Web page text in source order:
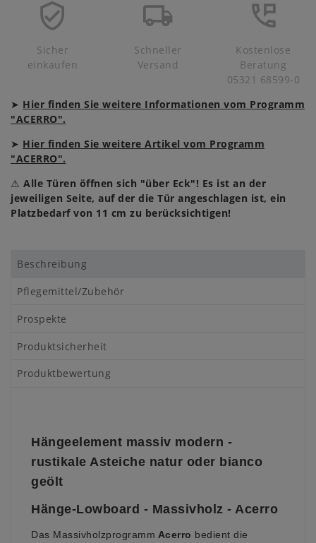
Sicher
einkaufen
Schneller
Versand
Kostenlose
Beratung
05321 68599-0
➤ Hier finden Sie weitere Informationen vom Programm
"ACERRO".
➤ Hier finden Sie weitere Artikel vom Programm
"ACERRO".
⚠ Alle Türen öffnen sich "über Eck"! Es ist an der
jeweiligen Seite, auf der die Tür angeschlagen ist, ein
Platzbedarf von 11 cm zu berücksichtigen!
Beschreibung
Pflegemittel/Zubehör
Prospekte
Produktsicherheit
Produktbewertung
Hängeelement massiv modern -
rustikale Asteiche natur oder bianco
geölt
Hänge-Lowboard - Massivholz - Acerro
Das Massivholzprogramm Acerro bedient die